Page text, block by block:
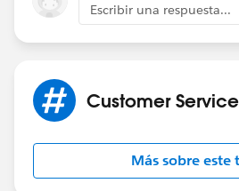
if the above doesnt work you
if our suggestion(s) worked, let
the answer as "Best Answer" right
comment.This will help the rest
should they have a similar issue
Escribir una respuesta...
Customer Service
Más sobre este